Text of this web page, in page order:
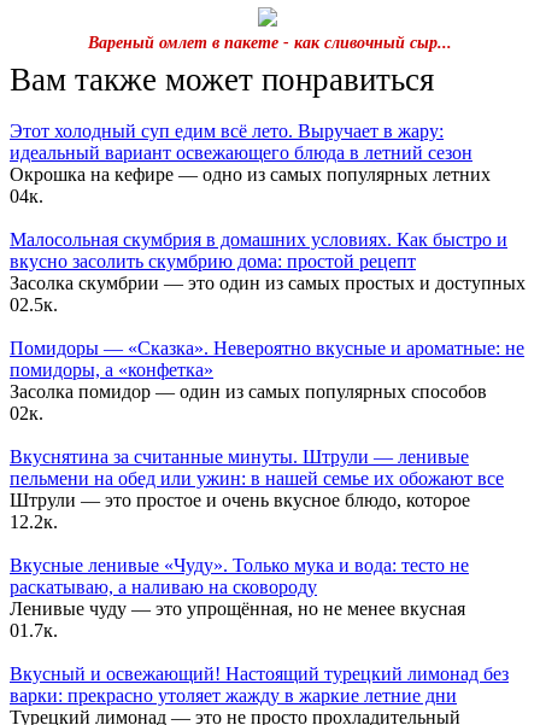
Вареный омлет в пакете - как сливочный сыр...
Вам также может понравиться
Этот холодный суп едим всё лето. Выручает в жару:
идеальный вариант освежающего блюда в летний сезон
Окрошка на кефире — одно из самых популярных летних
04к.
Малосольная скумбрия в домашних условиях. Как быстро и
вкусно засолить скумбрию дома: простой рецепт
Засолка скумбрии — это один из самых простых и доступных
02.5к.
Помидоры — «Сказка». Невероятно вкусные и ароматные: не
помидоры, а «конфетка»
Засолка помидор — один из самых популярных способов
02к.
Вкуснятина за считанные минуты. Штрули — ленивые
пельмени на обед или ужин: в нашей семье их обожают все
Штрули — это простое и очень вкусное блюдо, которое
1 2.2к.
Вкусные ленивые «Чуду». Только мука и вода: тесто не
раскатываю, а наливаю на сковороду
Ленивые чуду — это упрощённая, но не менее вкусная
01.7к.
Вкусный и освежающий! Настоящий турецкий лимонад без
варки: прекрасно утоляет жажду в жаркие летние дни
Турецкий лимонад — это не просто прохладительный